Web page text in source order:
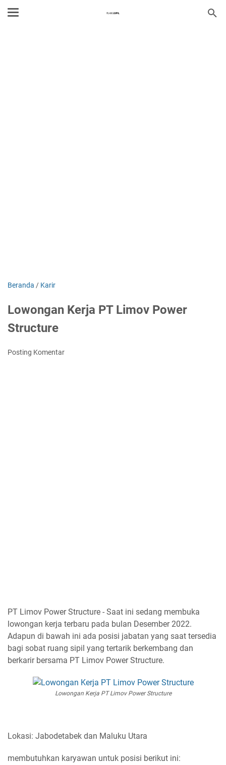
Beranda / Karir
Lowongan Kerja PT Limov Power
Structure
Posting Komentar
PT Limov Power Structure - Saat ini sedang membuka
lowongan kerja terbaru pada bulan Desember 2022.
Adapun di bawah ini ada posisi jabatan yang saat tersedia
bagi sobat ruang sipil yang tertarik berkembang dan
berkarir bersama PT Limov Power Structure.
Lowongan Kerja PT Limov Power Structure
Lokasi: Jabodetabek dan Maluku Utara
membutuhkan karyawan untuk posisi berikut ini: